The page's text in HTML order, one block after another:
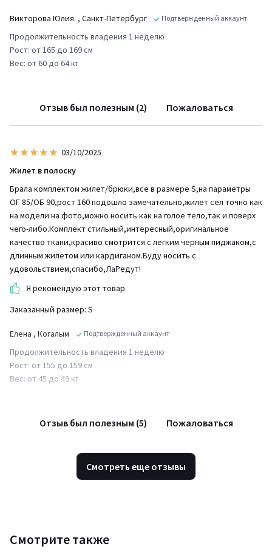
Викторова Юлия. , Санкт-Петербург Подтвержденный аккаунт
Продолжительность владения 1 неделю
Рост: от 165 до 169 см
Вес: от 60 до 64 кг
Отзыв был полезным (2) Пожаловаться
03/10/2025
Жилет в полоску
Брала комплектом жилет/брюки,все в размере S,на параметры
ОГ 85/ОБ 90,рост 160 подошло замечательно,жилет сел точно как
на модели на фото,можно носить как на голое тело,так и поверх
чего-либо.Комплект стильный,интересный,оригинальное
качество ткани,красиво смотрится с легким черным пиджаком,с
длинным жилетом или кардиганом.Буду носить с
удовольствием,спасибо,ЛаРедут!
Я рекомендую этот товар
Заказанный размер: S
Елена , Когалым Подтвержденный аккаунт
Продолжительность владения 1 неделю
Рост: от 155 до 159 см
Вес: от 45 до 49 кг
Отзыв был полезным (5) Пожаловаться
Смотреть еще отзывы
Смотрите также